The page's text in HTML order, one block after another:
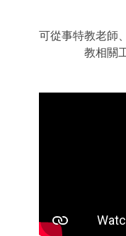
可從事特教老師
教相關